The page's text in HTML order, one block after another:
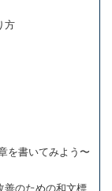
方
書いてみよう〜
のための和文標